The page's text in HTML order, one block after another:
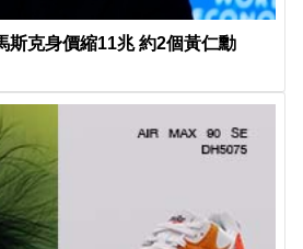
斯克身價縮11兆 約2個黃仁勳